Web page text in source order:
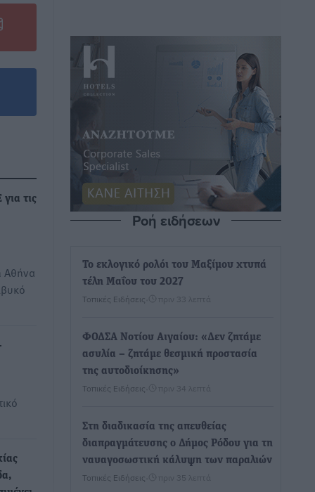
τις
Αθήνα
Ροή ειδήσεων
Το εκλογικό ρολόι του Μαξίμου χτυπά
τέλη Μαΐου του 2027
Τοπικές Ειδήσεις πριν 33 λεπτά
ΦΟΔΣΑ Νοτίου Αιγαίου: «Δεν ζητάμε
ασυλία – ζητάμε θεσμική προστασία
της αυτοδιοίκησης»
Τοπικές Ειδήσεις πριν 34 λεπτά
Στη διαδικασία της απευθείας
διαπραγμάτευσης ο Δήμος Ρόδου για τη
ναυαγοσωστική κάλυψη των παραλιών
Τοπικές Ειδήσεις πριν 35 λεπτά